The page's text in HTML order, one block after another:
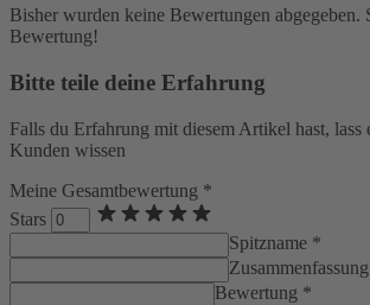
Bisher wurden keine Bewertungen abgegeben.
Bewertung!
Bitte teile deine Erfahrung
Falls du Erfahrung mit diesem Artikel hast, lass
Kunden wissen
Meine Gesamtbewertung *
Stars
Spitzname *
Bewertung *